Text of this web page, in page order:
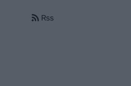
Rss